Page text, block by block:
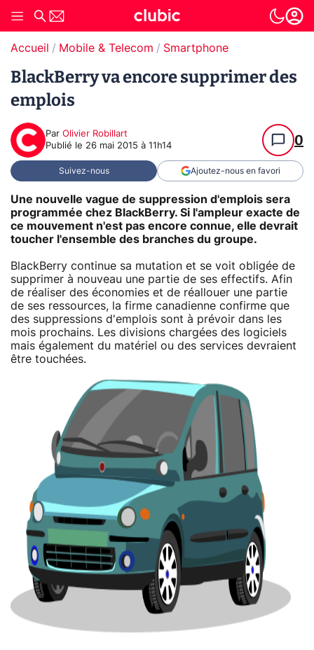
Accueil Mobile & Telecom Smartphone
BlackBerry va encore supprimer des
emplois
Par Olivier Robillart
Publié le 26 mai 2015 à 11h14 0
Suivez-nous Ajoutez-nous en favori
Une nouvelle vague de suppression d'emplois sera
programmée chez BlackBerry. Si l'ampleur exacte de
ce mouvement n'est pas encore connue, elle devrait
toucher l'ensemble des branches du groupe.
BlackBerry continue sa mutation et se voit obligée de
supprimer à nouveau une partie de ses effectifs. Afin
de réaliser des économies et de réallouer une partie
de ses ressources, la firme canadienne confirme que
des suppressions d'emplois sont à prévoir dans les
mois prochains. Les divisions chargées des logiciels
mais également du matériel ou des services devraient
être touchées.